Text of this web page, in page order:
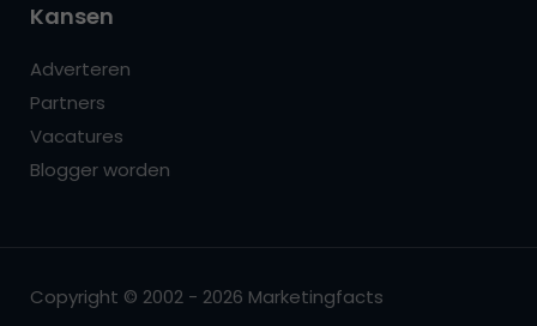
Kansen
Adverteren
Partners
Vacatures
Blogger worden
Copyright © 2002 - 2026 Marketingfacts